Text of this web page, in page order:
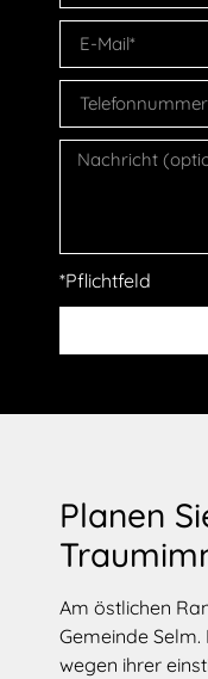
*Pflichtfeld
Planen
Am östlichen
Gemeinde
wegen ihrer